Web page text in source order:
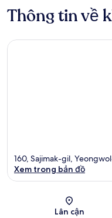
Thông tin về
160, Sajimak-gil,
Xem trong bản đồ
Lân cận